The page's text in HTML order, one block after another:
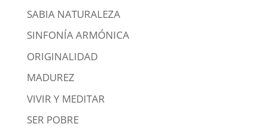
SABIA NATURALEZA
SINFONÍA ARMÓNICA
ORIGINALIDAD
MADUREZ
VIVIR Y MEDITAR
SER POBRE